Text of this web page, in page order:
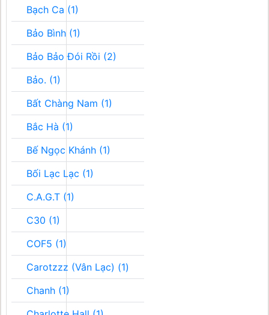
Bạch Ca (1)
Bảo Bình (1)
Bảo Bảo Đói Rồi (2)
Bảo. (1)
Bất Chàng Nam (1)
Bắc Hà (1)
Bế Ngọc Khánh (1)
Bối Lạc Lạc (1)
C.A.G.T (1)
C30 (1)
COF5 (1)
Carotzzz (Vân Lạc) (1)
Chanh (1)